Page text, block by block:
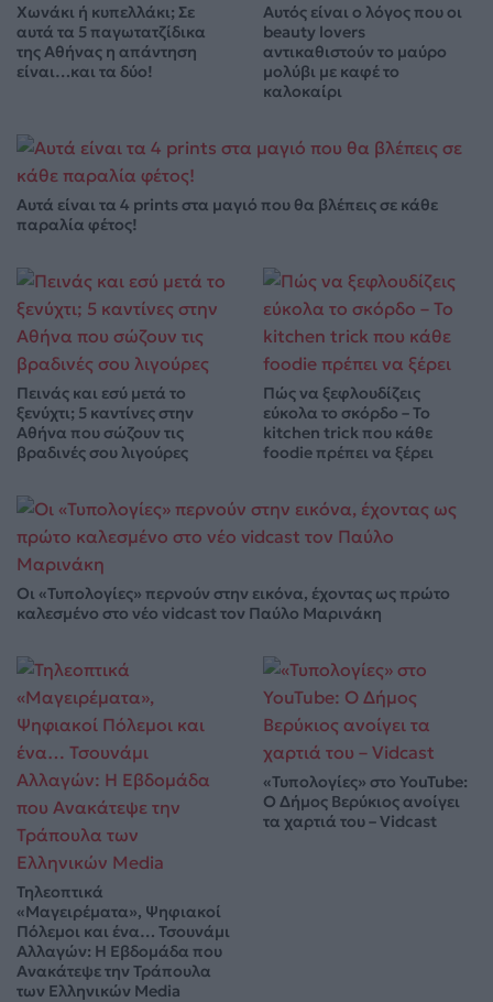
Χωνάκι ή κυπελλάκι; Σε
αυτά τα 5 παγωτατζίδικα
της Αθήνας η απάντηση
είναι…και τα δύο!
Αυτός είναι ο λόγος που οι
beauty lovers
αντικαθιστούν το μαύρο
μολύβι με καφέ το
καλοκαίρι
Αυτά είναι τα 4 prints στα μαγιό που θα βλέπεις σε κάθε
παραλία φέτος!
Πεινάς και εσύ μετά το
ξενύχτι; 5 καντίνες στην
Αθήνα που σώζουν τις
βραδινές σου λιγούρες
Πώς να ξεφλουδίζεις
εύκολα το σκόρδο – Το
kitchen trick που κάθε
foodie πρέπει να ξέρει
Οι «Τυπολογίες» περνούν στην εικόνα, έχοντας ως πρώτο
καλεσμένο στο νέο vidcast τον Παύλο Μαρινάκη
Τηλεοπτικά
«Μαγειρέματα», Ψηφιακοί
Πόλεμοι και ένα… Τσουνάμι
Αλλαγών: Η Εβδομάδα που
Ανακάτεψε την Τράπουλα
των Ελληνικών Media
«Τυπολογίες» στο YouTube:
Ο Δήμος Βερύκιος ανοίγει
τα χαρτιά του – Vidcast